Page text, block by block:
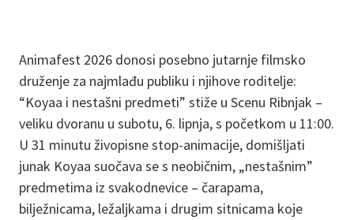
Animafest 2026 donosi posebno jutarnje filmsko
druženje za najmlađu publiku i njihove roditelje:
“Koyaa i nestašni predmeti” stiže u Scenu Ribnjak –
veliku dvoranu u subotu, 6. lipnja, s početkom u 11:00.
U 31 minutu živopisne stop-animacije, domišljati
junak Koyaa suočava se s neobičnim, „nestašnim”
predmetima iz svakodnevice – čarapama,
bilježnicama, ležaljkama i drugim sitnicama koje